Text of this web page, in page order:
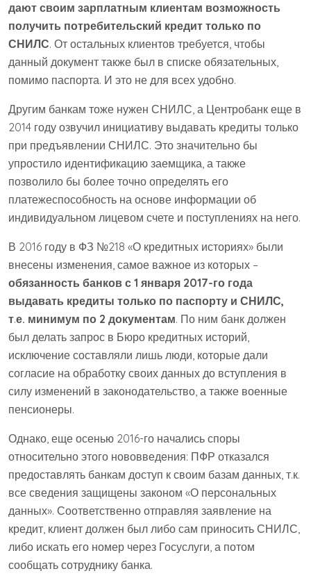
дают своим зарплатным клиентам возможность
получить потребительский кредит только по
СНИЛС. От остальных клиентов требуется, чтобы
данный документ также был в списке обязательных,
помимо паспорта. И это не для всех удобно.
Другим банкам тоже нужен СНИЛС, а Центробанк еще в
2014 году озвучил инициативу выдавать кредиты только
при предъявлении СНИЛС. Это значительно бы
упростило идентификацию заемщика, а также
позволило бы более точно определять его
платежеспособность на основе информации об
индивидуальном лицевом счете и поступлениях на него.
В 2016 году в ФЗ №218 «О кредитных историях» были
внесены изменения, самое важное из которых –
обязанность банков с 1 января 2017-го года
выдавать кредиты только по паспорту и СНИЛС,
т.е. минимум по 2 документам. По ним банк должен
был делать запрос в Бюро кредитных историй,
исключение составляли лишь люди, которые дали
согласие на обработку своих данных до вступления в
силу изменений в законодательство, а также военные
пенсионеры.
Однако, еще осенью 2016-го начались споры
относительно этого нововведения: ПФР отказался
предоставлять банкам доступ к своим базам данных, т.к.
все сведения защищены законом «О персональных
данных». Соответственно отправляя заявление на
кредит, клиент должен был либо сам приносить СНИЛС,
либо искать его номер через Госуслуги, а потом
сообщать сотруднику банка.